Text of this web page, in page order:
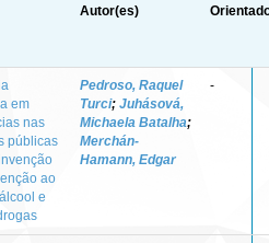
Autor(es)
em
nas
públicas
ao
e
Pedroso, Raquel
Turci; Juhásová,
Michaela Batalha;
Merchán-
Hamann, Edgar
-